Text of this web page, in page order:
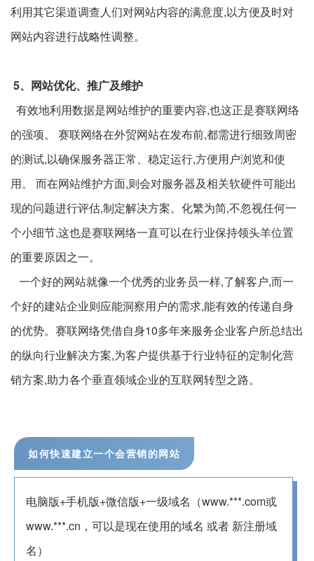
利用其它渠道调查人们对网站内容的满意度,以方便及时对
网站内容进行战略性调整。
5、网站优化、推广及维护
有效地利用数据是网站维护的重要内容,也这正是赛联网络
的强项。 赛联网络在外贸网站在发布前,都需进行细致周密
的测试,以确保服务器正常、稳定运行,方便用户浏览和使
用。 而在网站维护方面,则会对服务器及相关软硬件可能出
现的问题进行评估,制定解决方案。化繁为简,不忽视任何一
个小细节,这也是赛联网络一直可以在行业保持领头羊位置
的重要原因之一。
一个好的网站就像一个优秀的业务员一样,了解客户,而一
个好的建站企业则应能洞察用户的需求,能有效的传递自身
的优势。赛联网络凭借自身10多年来服务企业客户所总结出
的纵向行业解决方案,为客户提供基于行业特征的定制化营
销方案,助力各个垂直领域企业的互联网转型之路。
如何快速建立一个会营销的网站
电脑版+手机版+微信版+一级域名（www.***.com或
www.***.cn，可以是现在使用的域名 或者 新注册域
名）